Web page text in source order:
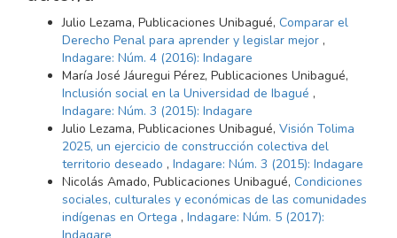
Julio Lezama, Publicaciones Unibagué, Comparar el
Derecho Penal para aprender y legislar mejor ,
Indagare: Núm. 4 (2016): Indagare
María José Jáuregui Pérez, Publicaciones Unibagué,
Inclusión social en la Universidad de Ibagué ,
Indagare: Núm. 3 (2015): Indagare
Julio Lezama, Publicaciones Unibagué, Visión Tolima
2025, un ejercicio de construcción colectiva del
territorio deseado , Indagare: Núm. 3 (2015): Indagare
Nicolás Amado, Publicaciones Unibagué, Condiciones
sociales, culturales y económicas de las comunidades
indígenas en Ortega , Indagare: Núm. 5 (2017):
Indagare